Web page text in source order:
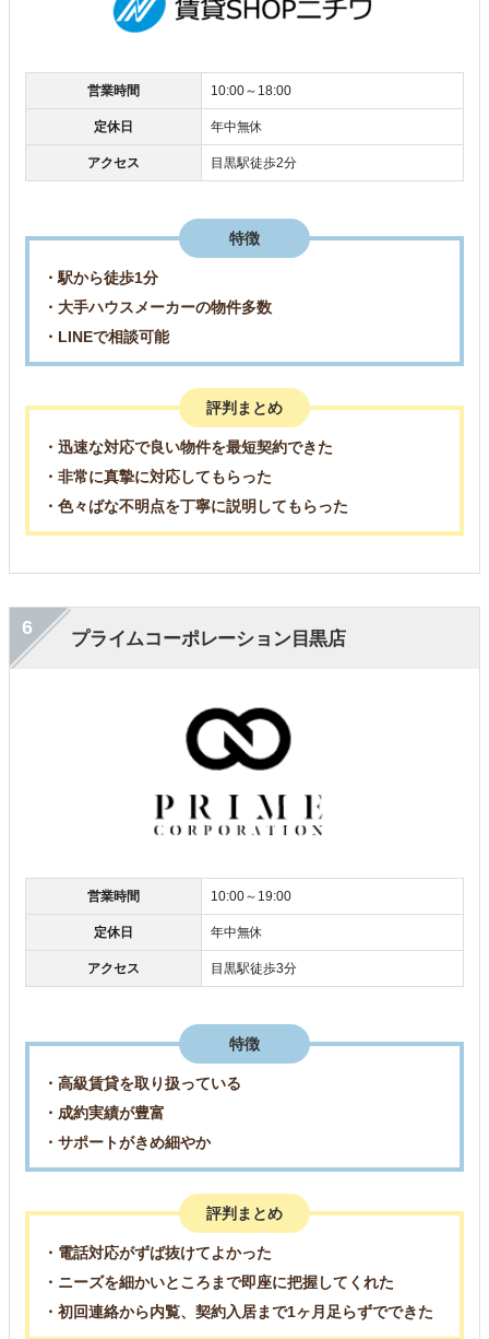
営業時間 10:00～18:00
定休日 年中無休
アクセス 目黒駅徒歩2分
特徴
・駅から徒歩1分
・大手ハウスメーカーの物件多数
・LINEで相談可能
評判まとめ
・迅速な対応で良い物件を最短契約できた
・非常に真摯に対応してもらった
・色々ばな不明点を丁寧に説明してもらった
プライムコーポレーション目黒店
6
営業時間 10:00～19:00
定休日 年中無休
アクセス 目黒駅徒歩3分
特徴
・高級賃貸を取り扱っている
・成約実績が豊富
・サポートがきめ細やか
評判まとめ
・電話対応がずば抜けてよかった
・ニーズを細かいところまで即座に把握してくれた
・初回連絡から内覧、契約入居まで1ヶ月足らずでできた